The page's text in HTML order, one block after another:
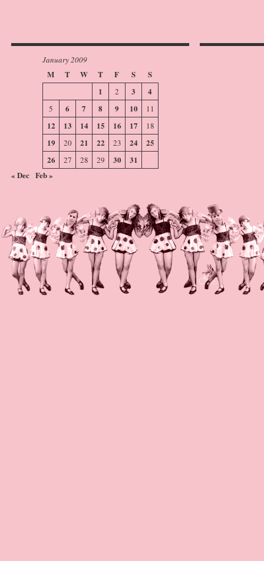
January 2009
M T W T F S
S
1
2 3 4
5 6 7 8 9 10 11
12 13 14 15 16 17 18
19 20 21 22 23 24
25
26
27 28 29 30
31
« Dec Feb »